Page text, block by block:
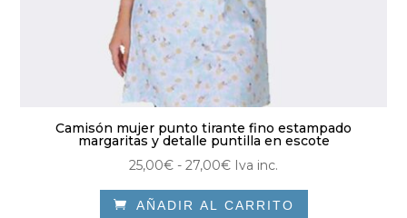
Camisón mujer punto tirante fino estampado
margaritas y detalle puntilla en escote
25,00€ - 27,00€Rango
de
precios:
Iva inc.
 AÑADIR AL CARRITO